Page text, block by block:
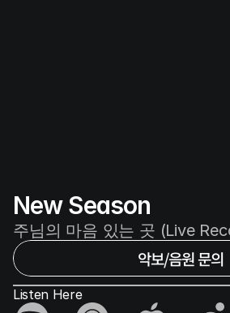
New Season
주님의 마음 있는 곳 (Live
악보/음원 문의
Listen Here